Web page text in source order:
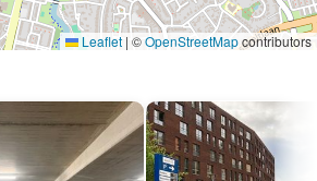
Leaflet | ©OpenStreetMapcontributors